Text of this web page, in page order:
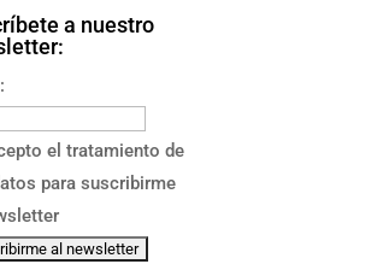
a nuestro
el tratamiento de
para suscribirme